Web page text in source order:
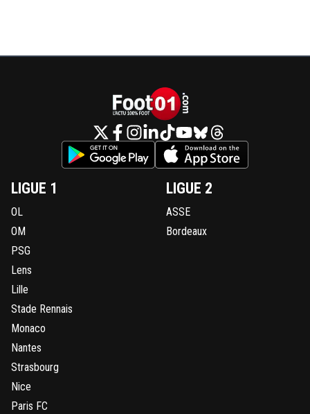
LIGUE 1
OL
OM
PSG
Lens
Lille
Stade Rennais
Monaco
Nantes
Strasbourg
Nice
Paris FC
LIGUE 2
ASSE
Bordeaux